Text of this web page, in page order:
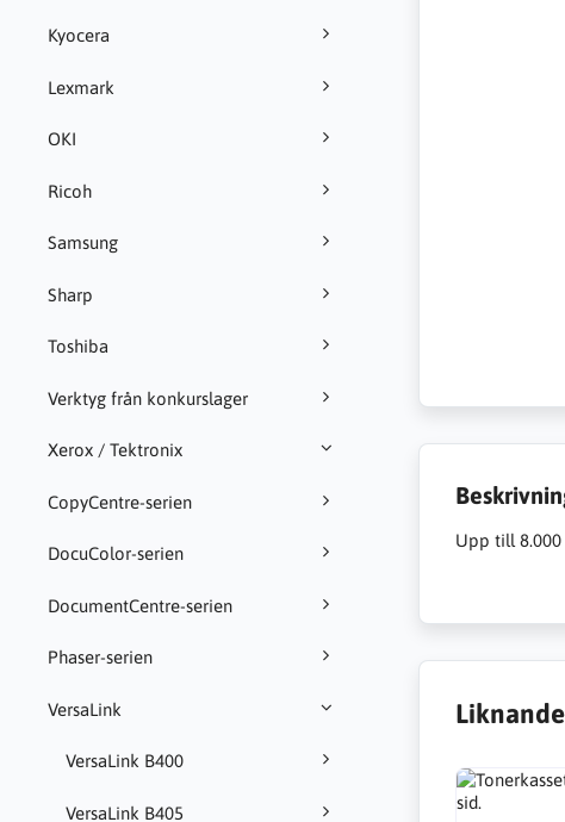
Kyocera
Lexmark
OKI
Ricoh
Samsung
Sharp
Toshiba
Verktyg från konkurslager
Xerox / Tektronix
CopyCentre-serien
DocuColor-serien
DocumentCentre-serien
Phaser-serien
VersaLink
VersaLink B400
VersaLink B405
Upp till